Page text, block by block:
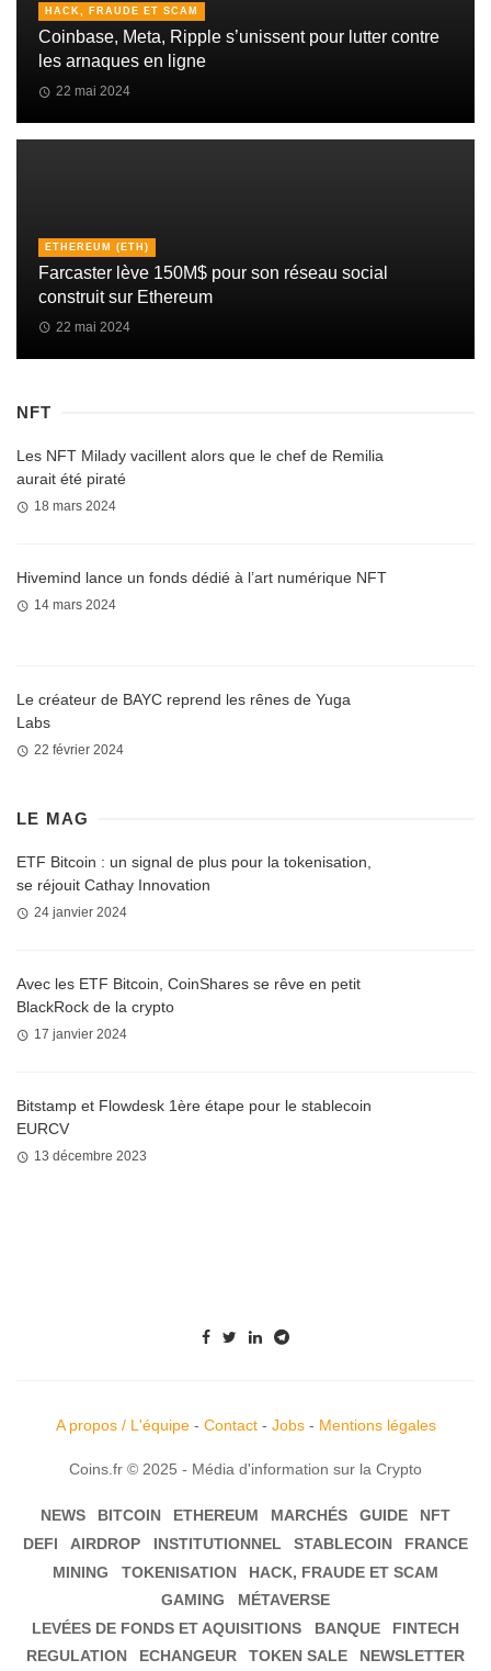
HACK, FRAUDE ET SCAM
Coinbase, Meta, Ripple s’unissent pour lutter contre
les arnaques en ligne
22 mai 2024
ETHEREUM (ETH)
Farcaster lève 150M$ pour son réseau social
construit sur Ethereum
22 mai 2024
NFT
Les NFT Milady vacillent alors que le chef de Remilia
aurait été piraté
18 mars 2024
Hivemind lance un fonds dédié à l’art numérique NFT
14 mars 2024
Le créateur de BAYC reprend les rênes de Yuga
Labs
22 février 2024
LE MAG
ETF Bitcoin : un signal de plus pour la tokenisation,
se réjouit Cathay Innovation
24 janvier 2024
Avec les ETF Bitcoin, CoinShares se rêve en petit
BlackRock de la crypto
17 janvier 2024
Bitstamp et Flowdesk 1ère étape pour le stablecoin
EURCV
13 décembre 2023
A propos / L'équipe- Contact- Jobs- Mentions légales
Coins.fr © 2025 - Média d'information sur la Crypto
NEWS BITCOIN ETHEREUM MARCHÉS GUIDE
NFT
DEFI
AIRDROP INSTITUTIONNEL STABLECOIN
FRANCE
MINING
TOKENISATION
HACK, FRAUDE ET SCAM
GAMING
MÉTAVERSE
LEVÉES DE FONDS ET AQUISITIONS
BANQUE
FINTECH
REGULATION
ECHANGEUR TOKEN SALE NEWSLETTER